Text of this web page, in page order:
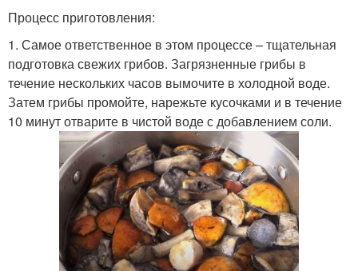
Процесс приготовления:
1. Самое ответственное в этом процессе – тщательная
подготовка свежих грибов. Загрязненные грибы в
течение нескольких часов вымочите в холодной воде.
Затем грибы промойте, нарежьте кусочками и в течение
10 минут отварите в чистой воде с добавлением соли.